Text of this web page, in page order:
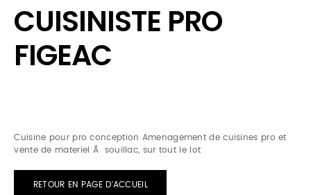
CUISINISTE PRO
FIGEAC
Cuisine pour pro conception Amenagement de cuisines pro et
vente de materiel Ã souillac, sur tout le lot
RETOUR EN PAGE D'ACCUEIL